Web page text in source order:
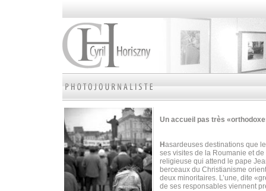
Un accueil pas très
H asardeuses destinations que
ses visites de la Roumanie et
religieuse qui attend le pape
berceaux du Christianisme
deux minoritaires. L’une, dite
de ses responsables viennent